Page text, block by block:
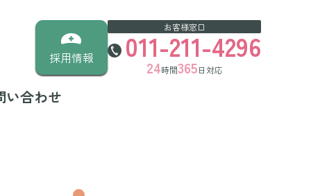
採用情報
お客様窓口
011-211-4296
24時間365日対応
い合わせ